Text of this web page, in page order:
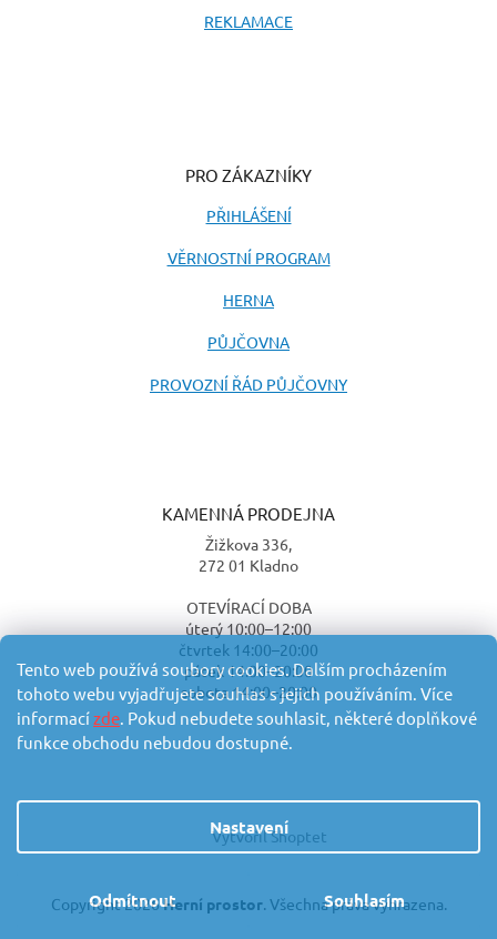
Tento web používá soubory cookies. Dalším procházením
tohoto webu vyjadřujete souhlas s jejich používáním. Více
informacízde. Pokud nebudete souhlasit, některé doplňkové
funkce obchodu nebudou dostupné.
Nastavení
Odmítnout Souhlasím
REKLAMACE
PRO ZÁKAZNÍKY
PŘIHLÁŠENÍ
VĚRNOSTNÍ PROGRAM
HERNA
PŮJČOVNA
PROVOZNÍ ŘÁD PŮJČOVNY
KAMENNÁ PRODEJNA
Žižkova 336,
272 01 Kladno
OTEVÍRACÍ DOBA
úterý 10:00–12:00
čtvrtek 14:00–20:00
pátek 14:00–20:00
sobota 14:00–20:00
Vytvořil Shoptet
Copyright 2026Herní prostor. Všechna práva vyhrazena.